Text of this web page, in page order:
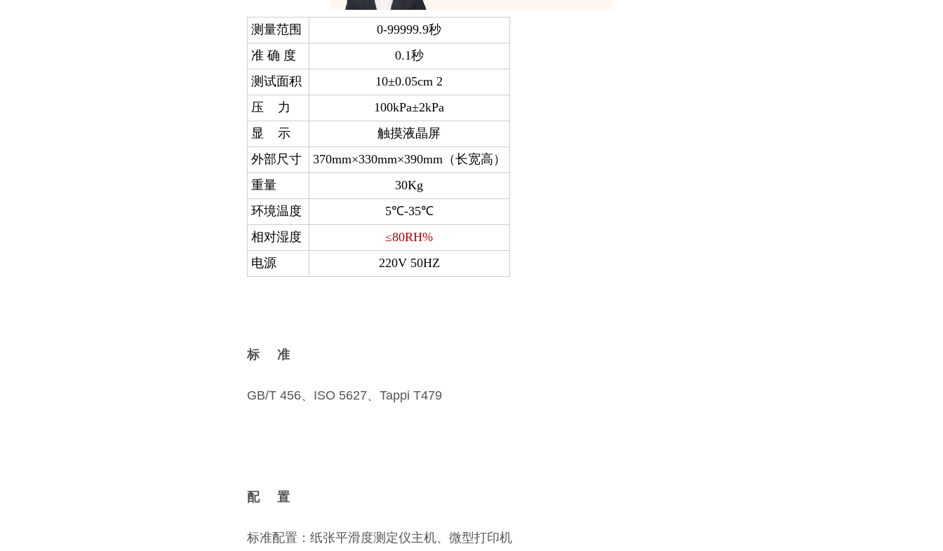
测量范围 0-99999.9秒
准 确 度
0.1秒
测试面积
10±0.05cm 2
压 力
100kPa±2kPa
显 示
触摸液晶屏
外部尺寸
370mm×330mm×390mm（长宽高）
重量
30Kg
环境温度
5℃-35℃
相对湿度
≤80RH%
电源
220V 50HZ
标 准
GB/T 456、ISO 5627、Tappi T479
配 置
标准配置：纸张平滑度测定仪主机、微型打印机